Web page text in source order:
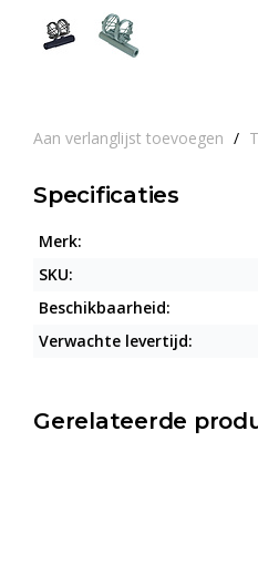
Aan verlanglijst toevoegen /
Specificaties
Merk:
SKU:
Beschikbaarheid:
Verwachte levertijd:
Gerelateerde